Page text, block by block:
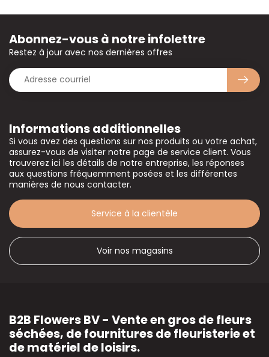
Informations additionnelles
Si vous avez des questions sur nos produits ou votre achat,
assurez-vous de visiter notre page de service client. Vous
trouverez ici les détails de notre entreprise, les réponses
aux questions fréquemment posées et les différentes
manières de nous contacter.
Service à la clientèle
Voir nos magasins
Abonnez-vous à notre infolettre
Restez à jour avec nos dernières offres
B2B Flowers BV - Vente en gros de fleurs
séchées, de fournitures de fleuristerie et
de matériel de loisirs.